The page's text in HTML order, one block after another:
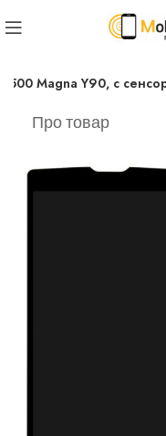
Magna Y90, с
Про товар